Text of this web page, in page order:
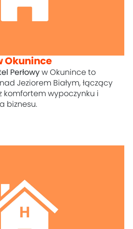
Okunince
Perłowy w Okunince to
Jeziorem Białym, łączący
komfortem wypoczynku i
biznesu.